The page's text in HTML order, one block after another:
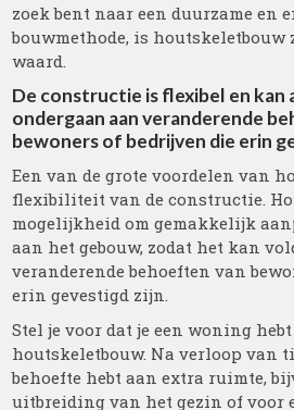
zoek bent naar een duurzame en
bouwmethode, is houtskeletbouw
waard.
De constructie is flexibel en kan
ondergaan aan veranderende
bewoners of bedrijven die erin
Een van de grote voordelen van
flexibiliteit van de constructie.
mogelijkheid om gemakkelijk
aan het gebouw, zodat het kan
veranderende behoeften van
erin gevestigd zijn.
Stel je voor dat je een woning
houtskeletbouw. Na verloop van
behoefte hebt aan extra ruimte,
uitbreiding van het gezin of voor